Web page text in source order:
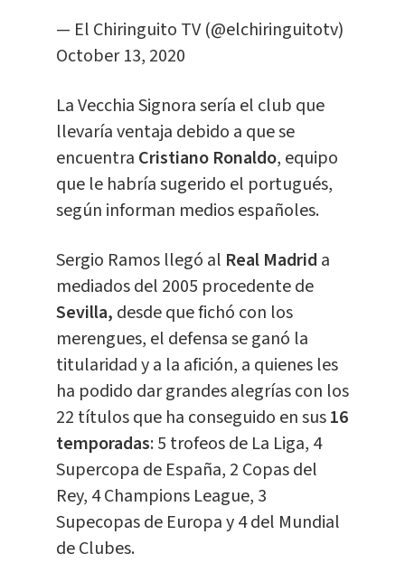
— El Chiringuito TV (@elchiringuitotv)
October 13, 2020
La Vecchia Signora sería el club que
llevaría ventaja debido a que se
encuentra Cristiano Ronaldo, equipo
que le habría sugerido el portugués,
según informan medios españoles.
Sergio Ramos llegó al Real Madrid a
mediados del 2005 procedente de
Sevilla, desde que fichó con los
merengues, el defensa se ganó la
titularidad y a la afición, a quienes les
ha podido dar grandes alegrías con los
22 títulos que ha conseguido en sus16
temporadas: 5 trofeos de La Liga, 4
Supercopa de España, 2 Copas del
Rey, 4 Champions League, 3
Supecopas de Europa y 4 del Mundial
de Clubes.